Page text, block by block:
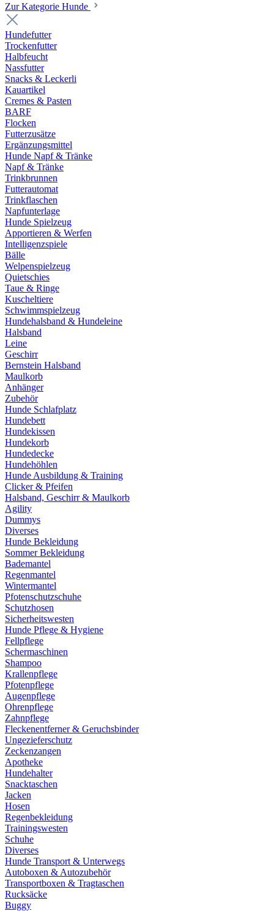
Zur Kategorie Hunde
Hundefutter
Trockenfutter
Halbfeucht
Nassfutter
Snacks & Leckerli
Kauartikel
Cremes & Pasten
BARF
Flocken
Futterzusätze
Ergänzungsmittel
Hunde Napf & Tränke
Napf & Tränke
Trinkbrunnen
Futterautomat
Trinkflaschen
Napfunterlage
Hunde Spielzeug
Apportieren & Werfen
Intelligenzspiele
Bälle
Welpenspielzeug
Quietschies
Taue & Ringe
Kuscheltiere
Schwimmspielzeug
Hundehalsband & Hundeleine
Halsband
Leine
Geschirr
Bernstein Halsband
Maulkorb
Anhänger
Zubehör
Hunde Schlafplatz
Hundebett
Hundekissen
Hundekorb
Hundedecke
Hundehöhlen
Hunde Ausbildung & Training
Clicker & Pfeifen
Halsband, Geschirr & Maulkorb
Agility
Dummys
Diverses
Hunde Bekleidung
Sommer Bekleidung
Bademantel
Regenmantel
Wintermantel
Pfotenschutzschuhe
Schutzhosen
Sicherheitswesten
Hunde Pflege & Hygiene
Fellpflege
Schermaschinen
Shampoo
Krallenpflege
Pfotenpflege
Augenpflege
Ohrenpflege
Zahnpflege
Fleckenentferner & Geruchsbinder
Ungezieferschutz
Zeckenzangen
Apotheke
Hundehalter
Snacktaschen
Jacken
Hosen
Regenbekleidung
Trainingswesten
Schuhe
Diverses
Hunde Transport & Unterwegs
Autoboxen & Autozubehör
Transportboxen & Tragtaschen
Rucksäcke
Buggy